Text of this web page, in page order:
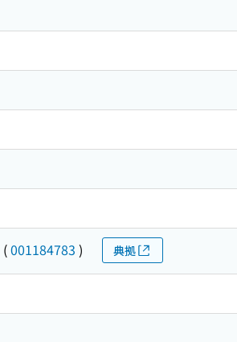
(001184783 ) 典拠